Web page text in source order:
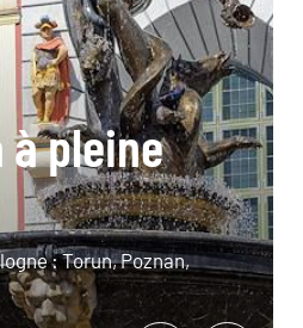
à pleine
: Torun, Poznan,